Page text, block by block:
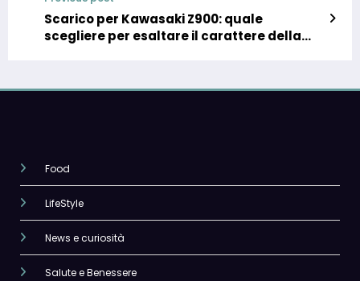
Scarico per Kawasaki Z900: quale
scegliere per esaltare il carattere della
Food
LifeStyle
News e curiosità
Salute e Benessere